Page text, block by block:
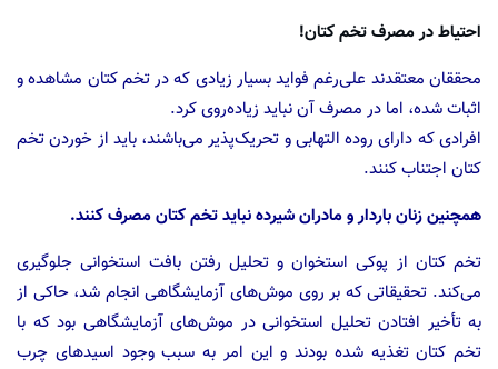
احتیاط در مصرف تخم کتان!
محققان معتقدند علی‌رغم فواید بسیار زیادی که در تخم کتان مشاهده و
اثبات شده، اما در مصرف آن نباید زیاده‌روی کرد.
افرادی که دارای روده التهابی و تحریک‌پذیر می‌باشند، باید از خوردن تخم
کتان اجتناب کنند.
همچنین زنان باردار و مادران شیرده نباید تخم کتان مصرف کنند.
تخم کتان از پوکی استخوان و تحلیل رفتن بافت استخوانی جلوگیری
می‌کند. تحقیقاتی که بر روی موش‌های آزمایشگاهی انجام شد، حاکی از
به تأخیر افتادن تحلیل استخوانی در موش‌های آزمایشگاهی بود که با
تخم کتان تغذیه شده بودند و این امر به سبب وجود اسیدهای چرب